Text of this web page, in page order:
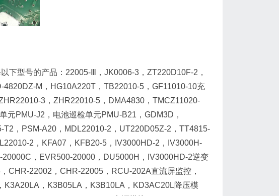
下型号的产品：22005-Ⅲ，JK0006-3，ZT220D10F-2，
M，HG10A220T，TB22010-5，GF11010-10充
3，ZHR22010-5，DMA4830，TMCZ11020-
元PMU-J2，电池巡检单元PMU-B21，GDM3D，
，PSM-A20，MDL22010-2，UT220D05Z-2，TT4815-
2，KFA07，KFB20-5，IV3000HD-2，IV3000H-
，EVR500-20000，DU5000H，IV3000HD-2逆变
CHR-22002，CHR-22005，RCU-202A直流屏监控，
，K3B05LA，K3B10LA，KD3AC20L降压模